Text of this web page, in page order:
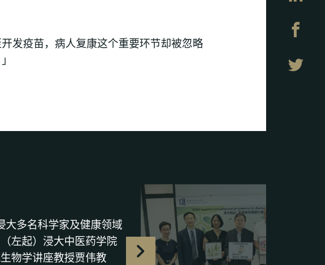
发疫苗，病人复康这个重要环节却被忽略
大多名科学家及健康领域
左起）浸大中医药学院
物学讲座教授贾伟教